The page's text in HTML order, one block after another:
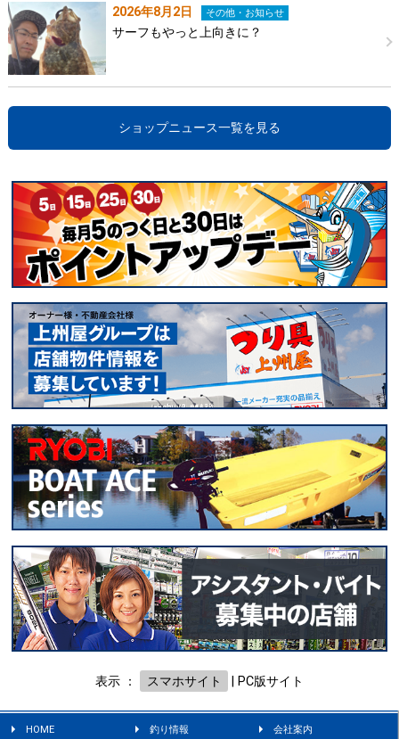
2026年8月2日 その他・お知らせ
サーフもやっと上向きに？
ショップニュース一覧を見る
表示 ： スマホサイト PC版サイト
HOME 釣り情報 会社案内